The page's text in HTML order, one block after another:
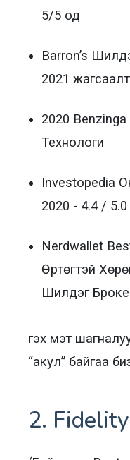
5/5 од
Barron’s
2021
2020
Технологи
Investopedia
2020 - 4.4 /
Nerdwallet
Өртөгтэй
Шилдэг
гэх мэт
“акул” байгаа
2. Fidelity